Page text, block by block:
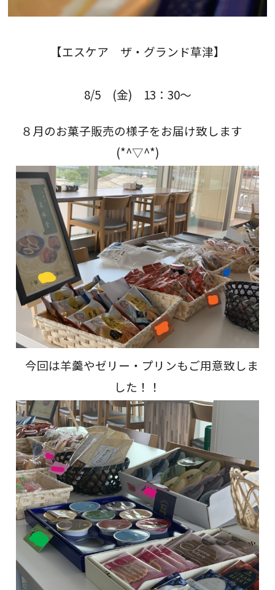
【エスケア ザ・グランド草津】
8/5 (金) 13：30～
８月のお菓子販売の様子をお届け致します
(*^▽^*)
今回は羊羹やゼリー・プリンもご用意致しま
した！！